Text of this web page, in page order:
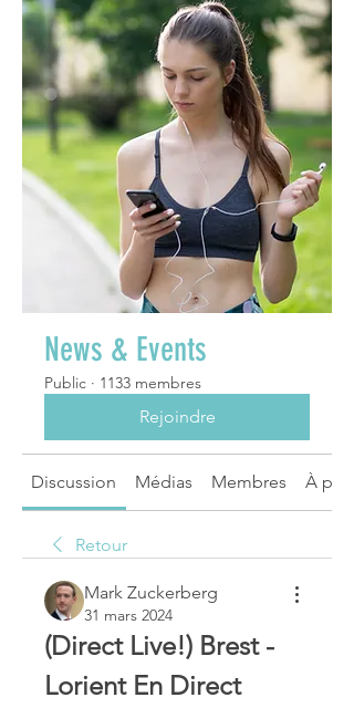
News & Events
Public · 1133 membres
Rejoindre
Discussion Médias Membres À
Retour
Mark Zuckerberg
31 mars 2024
(Direct Live!) Brest -
Lorient En Direct